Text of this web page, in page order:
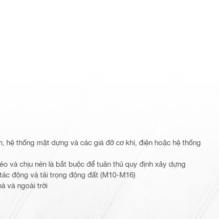
hệ thống mặt dựng và các giá đỡ cơ khí, điện hoặc hệ thống
và chịu nén là bắt buộc để tuân thủ quy định xây dựng
động và tải trọng động đất (M10-M16)
và ngoài trời